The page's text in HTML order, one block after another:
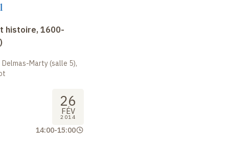
histoire, 1600-
Marty (salle 5),
26
FÉV
2014
14:00-15:00